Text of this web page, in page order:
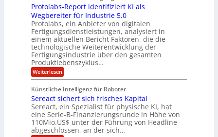
rt
e
i
n
a
m
e
r
i
k
a
c
en
t
r
u
m
f
ü
r
3
D
-
D
r
u
c
k
f
ü
r
d
e
n
M
a
s
c
h
n
e
n
-
u
n
d
t
q
u
a
n
t
e
n
k
r
y
p
t
o
g
r
a
f
i
Protolabs-Report identifiziert KI als
Wegbereiter für Industrie 5.0
Protolabs, ein Anbieter von digitalen
Fertigungsdienstleistungen, analysiert in
einem aktuellen Bericht Faktoren, die die
technologische Weiterentwicklung der
Fertigungsindustrie über den gesamten
Produktlebenszyklus…
Weiterlesen:
P
o
t
o
l
a
b
s
Künstliche Intelligenz für Roboter
Sereact sichert sich frisches Kapital
Sereact, ein Spezialist für physische KI, hat
eine Serie-B-Finanzierungsrunde in Höhe von
110Mio.US$ unter der Führung von Headline
abgeschlossen, an der sich…